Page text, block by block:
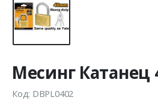
Месинг
Код: DBPL0402